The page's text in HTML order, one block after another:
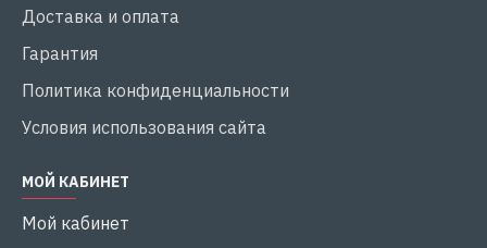
Доставка и оплата
Гарантия
Политика конфиденциальности
Условия использования сайта
МОЙ КАБИНЕТ
Мой кабинет